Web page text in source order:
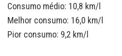
Consumo médio: 10,8 km/l
Melhor consumo: 16,0 km/l
Pior consumo: 9,2 km/l